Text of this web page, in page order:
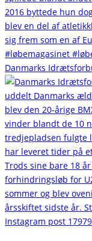
Danmarks
Instagram post